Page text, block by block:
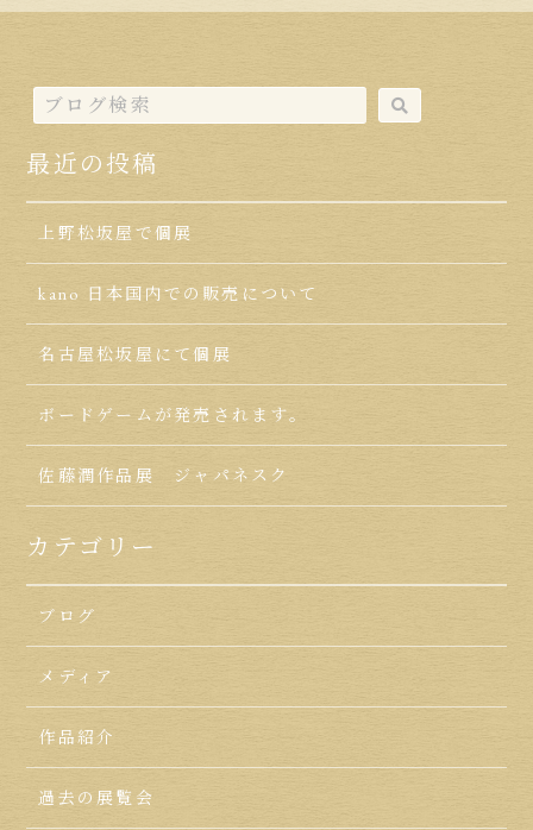
最近の投稿
上野松坂屋で個展
kano 日本国内での販売について
名古屋松坂屋にて個展
ボードゲームが発売されます。
佐藤潤作品展 ジャパネスク
カテゴリー
ブログ
メディア
作品紹介
過去の展覧会